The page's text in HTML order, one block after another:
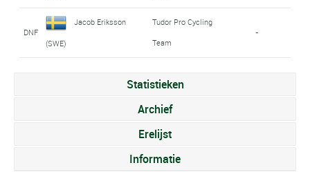
DNF
Jacob Eriksson
(SWE)
Tudor Pro Cycling
Team
-
Statistieken
Archief
Erelijst
Informatie